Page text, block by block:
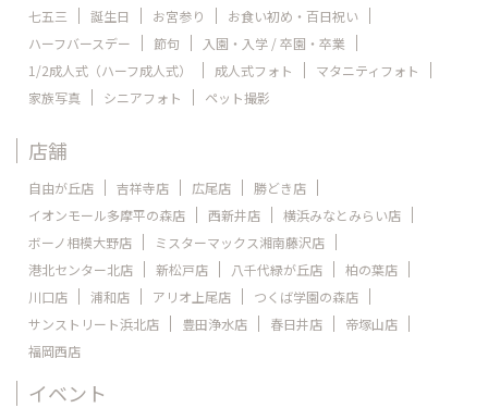
七五三 誕生日 お宮参り
お食い初め・百日祝い
ハーフバースデー
節句
入園・入学 / 卒園・卒業
1/2成人式（ハーフ成人式）
成人式フォト
マタニティフォト
家族写真
シニアフォト ペット撮影
店舗
自由が丘店 吉祥寺店 広尾店
勝どき店
イオンモール多摩平の森店
西新井店
横浜みなとみらい店
ボーノ相模大野店
ミスターマックス湘南藤沢店
港北センター北店
新松戸店 八千代緑が丘店
柏の葉店
川口店
浦和店 アリオ上尾店
つくば学園の森店
サンストリート浜北店
豊田浄水店 春日井店
帝塚山店
福岡西店
イベント